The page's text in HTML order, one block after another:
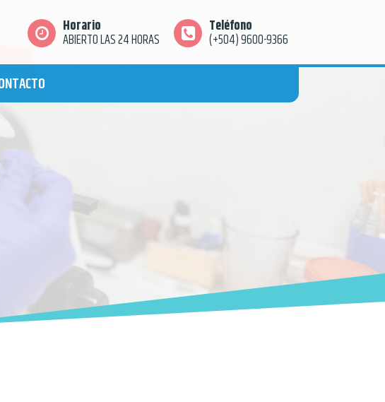
Horario
ABIERTO LAS 24 HORAS
Teléfono
(+504) 9600-9366